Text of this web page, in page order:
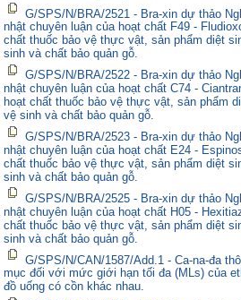
G/SPS/N/BRA/2521 - Bra-xin dự thảo
nhật chuyên luận của hoạt chất F49 -
chất thuốc bảo vệ thực vật, sản phẩm diệt
sinh và chất bảo quản gỗ.
G/SPS/N/BRA/2522 - Bra-xin dự thảo
nhật chuyên luận của hoạt chất C74 -
hoạt chất thuốc bảo vệ thực vật, sản phẩm
vệ sinh và chất bảo quản gỗ.
G/SPS/N/BRA/2523 - Bra-xin dự thảo
nhật chuyên luận của hoạt chất E24 -
chất thuốc bảo vệ thực vật, sản phẩm diệt
sinh và chất bảo quản gỗ.
G/SPS/N/BRA/2525 - Bra-xin dự thảo
nhật chuyên luận của hoạt chất H05 -
chất thuốc bảo vệ thực vật, sản phẩm diệt
sinh và chất bảo quản gỗ.
G/SPS/N/CAN/1587/Add.1 - Ca-na-đa
mục đối với mức giới hạn tối đa (MLs) của
đồ uống có cồn khác nhau.